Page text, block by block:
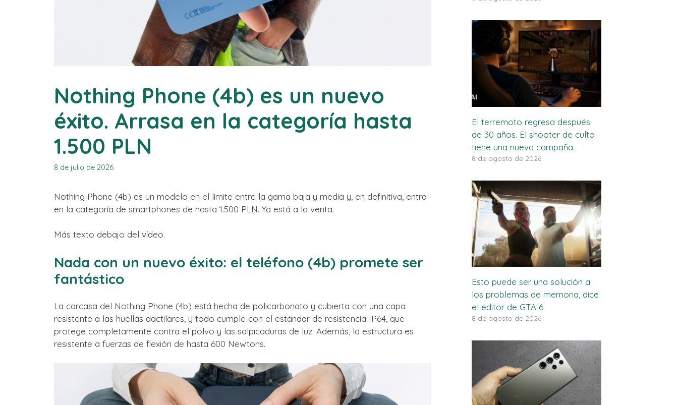
Nothing Phone (4b) es un nuevo
éxito. Arrasa en la categoría hasta
1.500 PLN
8 de julio de 2026
Nothing Phone (4b) es un modelo en el límite entre la gama baja y media y, en definitiva, entra
en la categoría de smartphones de hasta 1.500 PLN. Ya está a la venta.
Más texto debajo del vídeo.
Nada con un nuevo éxito: el teléfono (4b) promete ser
fantástico
La carcasa del Nothing Phone (4b) está hecha de policarbonato y cubierta con una capa
resistente a las huellas dactilares, y todo cumple con el estándar de resistencia IP64, que
protege completamente contra el polvo y las salpicaduras de luz. Además, la estructura es
resistente a fuerzas de flexión de hasta 600 Newtons.
El terremoto regresa después
de 30 años. El shooter de culto
tiene una nueva campaña.
8 de agosto de 2026
Esto puede ser una solución a
los problemas de memoria, dice
el editor de GTA 6
8 de agosto de 2026